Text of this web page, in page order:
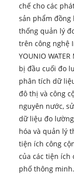
chế cho các
sản phẩm đồng
thống quản lý
trên công nghệ
YOUNIO
bị đầu cuối đo
phân tích dữ
đô thị và công
nguyên nước,
dữ liệu đo
hóa và quản lý
tiện ích công
của các tiện ích
phố thông minh.